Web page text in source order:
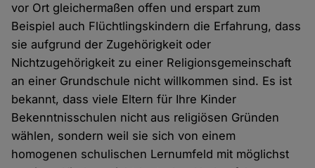
vor Ort gleichermaßen offen und erspart zum
Beispiel auch Flüchtlingskindern die Erfahrung, dass
sie aufgrund der Zugehörigkeit oder
Nichtzugehörigkeit zu einer Religionsgemeinschaft
an einer Grundschule nicht willkommen sind. Es ist
bekannt, dass viele Eltern für Ihre Kinder
Bekenntnisschulen nicht aus religiösen Gründen
wählen, sondern weil sie sich von einem
homogenen schulischen Lernumfeld mit möglichst